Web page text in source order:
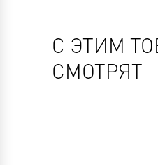
С ЭТИМ
СМОТРЯТ